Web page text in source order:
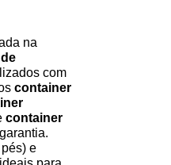
na
com
container
container
e